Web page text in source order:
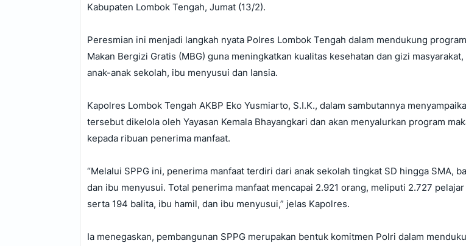
Kabupaten Lombok Tengah, Jumat (13/2).
‎Peresmian ini menjadi langkah nyata Polres Lombok Tengah dalam mendukung
Makan Bergizi Gratis (MBG) guna meningkatkan kualitas kesehatan dan gizi
anak-anak sekolah, ibu menyusui dan lansia.
‎Kapolres Lombok Tengah AKBP Eko Yusmiarto, S.I.K., dalam sambutannya
tersebut dikelola oleh Yayasan Kemala Bhayangkari dan akan menyalurkan program
kepada ribuan penerima manfaat.
‎“Melalui SPPG ini, penerima manfaat terdiri dari anak sekolah tingkat SD hingga SMA,
dan ibu menyusui. Total penerima manfaat mencapai 2.921 orang, meliputi 2.727
serta 194 balita, ibu hamil, dan ibu menyusui,” jelas Kapolres.
‎Ia menegaskan, pembangunan SPPG merupakan bentuk komitmen Polri dalam